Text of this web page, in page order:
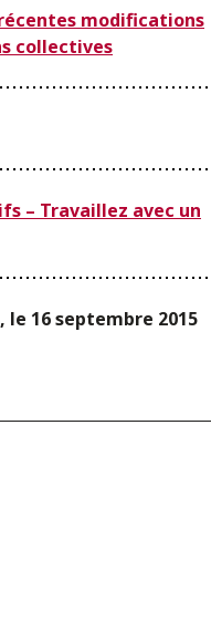
modifications
collectives
– Travaillez avec un
16 septembre 2015